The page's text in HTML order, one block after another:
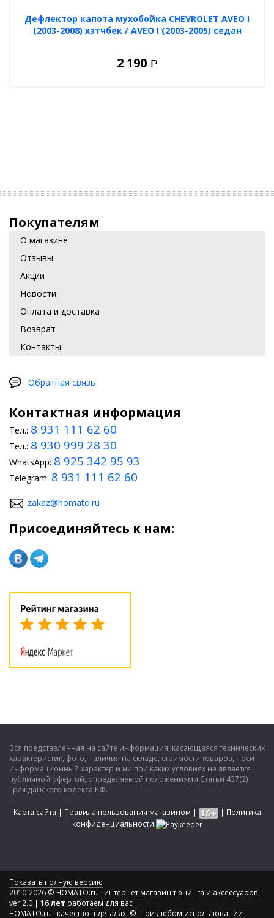
Дефлектор капота мухобойка CHEVROLET AVEO I
(2003-2008) хэтчбек / AVEO I (2003-2005) седан
2 190 Р
Покупателям
О магазине
Отзывы
Акции
Новости
Оплата и доставка
Возврат
Контакты
Обратная связь
Контактная информация
Тел.: 8 931 111 62 60
Тел.: 8 930 999 28 30
WhatsApp: 8 925 342 95 93
Telegram: 8 931 111 62 60
zakaz@homato.ru
Присоединяйтесь к нам:
Вся представленная на сайте информация, касающаяся технических
характеристик, фото, наличия на складе, стоимости товаров, носит
информационный характер и ни при каких условиях не является
публичной офертой, определяемой положениями Статьи 437(2)
Гражданского кодекса РФ.
Карта сайта | Правила пользования магазином | | Политика
конфиденциальности
Показать полную версию
2010-2026 © HOMATO.ru - интернет магазин тюнинга и аксессуаров |
ver 2.0 | 16 лет работаем для вас
HOMATO.ru - качество в деталях. © При любом использовании